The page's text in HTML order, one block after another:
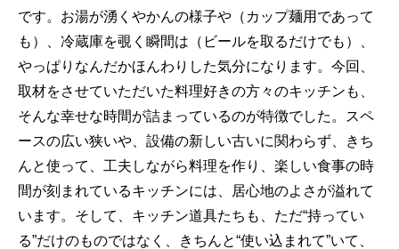
です。お湯が湧くやかんの様子や（カップ麺用であって
も）、冷蔵庫を覗く瞬間は（ビールを取るだけでも）、
やっぱりなんだかほんわりした気分になります。今回、
取材をさせていただいた料理好きの方々のキッチンも、
そんな幸せな時間が詰まっているのが特徴でした。スペ
ースの広い狭いや、設備の新しい古いに関わらず、きち
んと使って、工夫しながら料理を作り、楽しい食事の時
間が刻まれているキッチンには、居心地のよさが溢れて
います。そして、キッチン道具たちも、ただ“持ってい
る”だけのものではなく、きちんと“使い込まれて”いて、